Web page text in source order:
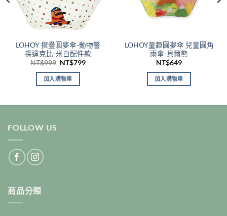
LOHOY 摺疊圓夢傘-動物警
探達克比-米白配件款
NT$999 原
價
格：
NT$999。
NT$799目
加入購物車
LOHOY童趣圓夢傘 兒童圓角
雨傘-貝爾熊
NT$649
加入購物車
FOLLOW US
商品分類